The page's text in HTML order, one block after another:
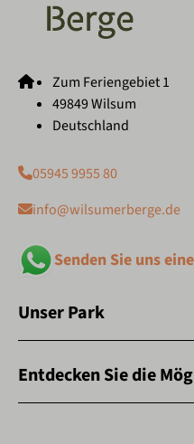
Zum Feriengebiet 1
49849 Wilsum
Deutschland
05945 9955 80
info@wilsumerberge.de
Senden Sie uns
Unser Park
Entdecken Sie die